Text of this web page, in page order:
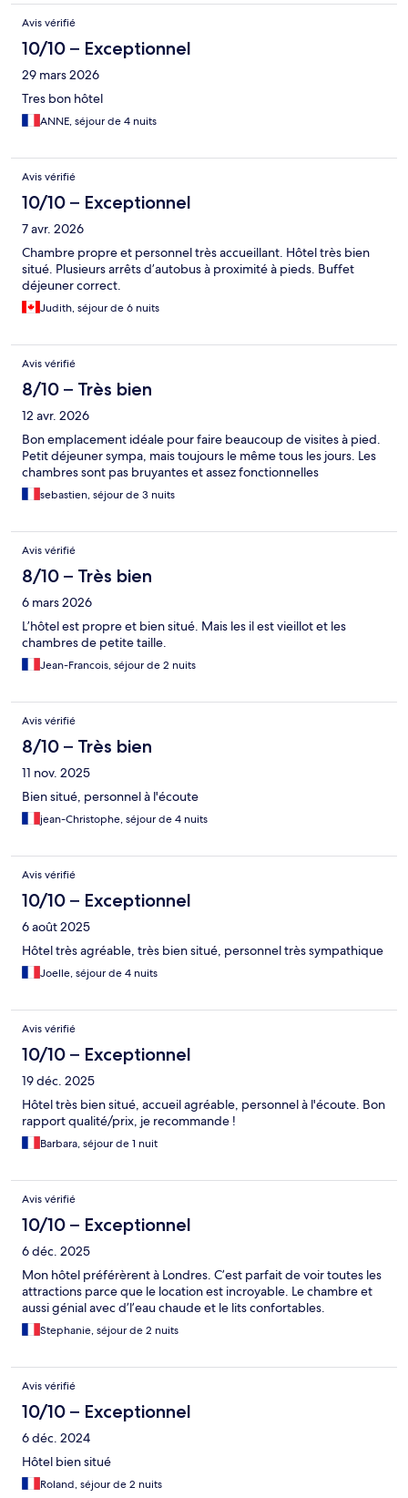
Avis vérifié
10/10 – Exceptionnel
29 mars 2026
Tres bon hôtel
ANNE, séjour de 4 nuits
Avis vérifié
10/10 – Exceptionnel
7 avr. 2026
Chambre propre et personnel très accueillant. Hôtel très bien
situé. Plusieurs arrêts d’autobus à proximité à pieds. Buffet
déjeuner correct.
Judith, séjour de 6 nuits
Avis vérifié
8/10 – Très bien
12 avr. 2026
Bon emplacement idéale pour faire beaucoup de visites à pied.
Petit déjeuner sympa, mais toujours le même tous les jours. Les
chambres sont pas bruyantes et assez fonctionnelles
sebastien, séjour de 3 nuits
Avis vérifié
8/10 – Très bien
6 mars 2026
L’hôtel est propre et bien situé. Mais les il est vieillot et les
chambres de petite taille.
Jean-Francois, séjour de 2 nuits
Avis vérifié
8/10 – Très bien
11 nov. 2025
Bien situé, personnel à l'écoute
jean-Christophe, séjour de 4 nuits
Avis vérifié
10/10 – Exceptionnel
6 août 2025
Hôtel très agréable, très bien situé, personnel très sympathique
Joelle, séjour de 4 nuits
Avis vérifié
10/10 – Exceptionnel
19 déc. 2025
Hôtel très bien situé, accueil agréable, personnel à l'écoute. Bon
rapport qualité/prix, je recommande !
Barbara, séjour de 1 nuit
Avis vérifié
10/10 – Exceptionnel
6 déc. 2025
Mon hôtel préférèrent à Londres. C’est parfait de voir toutes les
attractions parce que le location est incroyable. Le chambre et
aussi génial avec d’l’eau chaude et le lits confortables.
Stephanie, séjour de 2 nuits
Avis vérifié
10/10 – Exceptionnel
6 déc. 2024
Hôtel bien situé
Roland, séjour de 2 nuits